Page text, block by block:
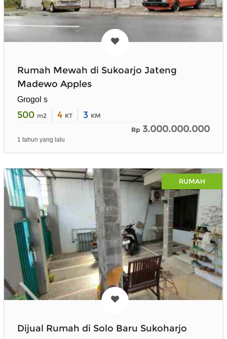
Rumah Mewah di Sukoarjo Jateng
Madewo Apples
Grogol s
500 m2 4 KT 3 KM
Rp 3.000.000.000
1 tahun yang lalu
RUMAH
Dijual Rumah di Solo Baru Sukoharjo